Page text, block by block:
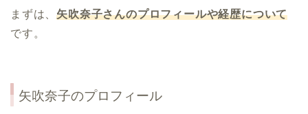
まずは、矢吹奈子さんのプロフィールや経歴について
です。
矢吹奈子のプロフィール